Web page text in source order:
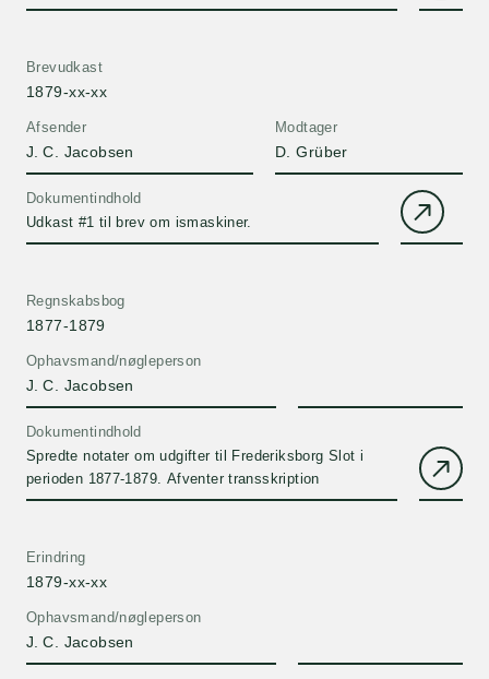
Afsender
J. C. Jacobsen
Brevudkast
1879-xx-xx
Modtager
D. Grüber
Dokumentindhold
Udkast #1 til brev om ismaskiner.
Ophavsmand/nøgleperson
J. C. Jacobsen
Regnskabsbog
1877-1879
Dokumentindhold
Spredte notater om udgifter til Frederiksborg Slot i
perioden 1877-1879. Afventer transskription
Ophavsmand/nøgleperson
J. C. Jacobsen
Erindring
1879-xx-xx